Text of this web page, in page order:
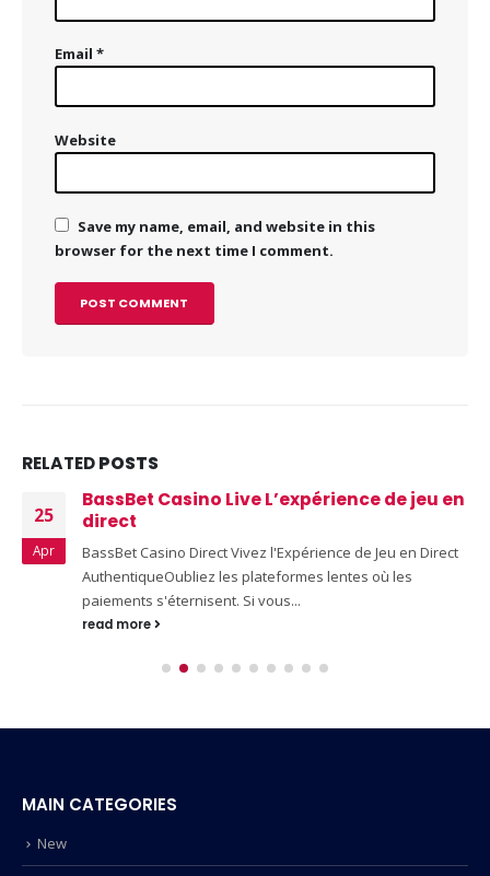
Email *
Website
Save my name, email, and website in this
browser for the next time I comment.
RELATEDPOSTS
25
Apr
BassBet Casino Live L’expérience de jeu en
direct
BassBet Casino Direct Vivez l'Expérience de Jeu en Direct
AuthentiqueOubliez les plateformes lentes où les
paiements s'éternisent. Si vous...
read more
MAIN CATEGORIES
New